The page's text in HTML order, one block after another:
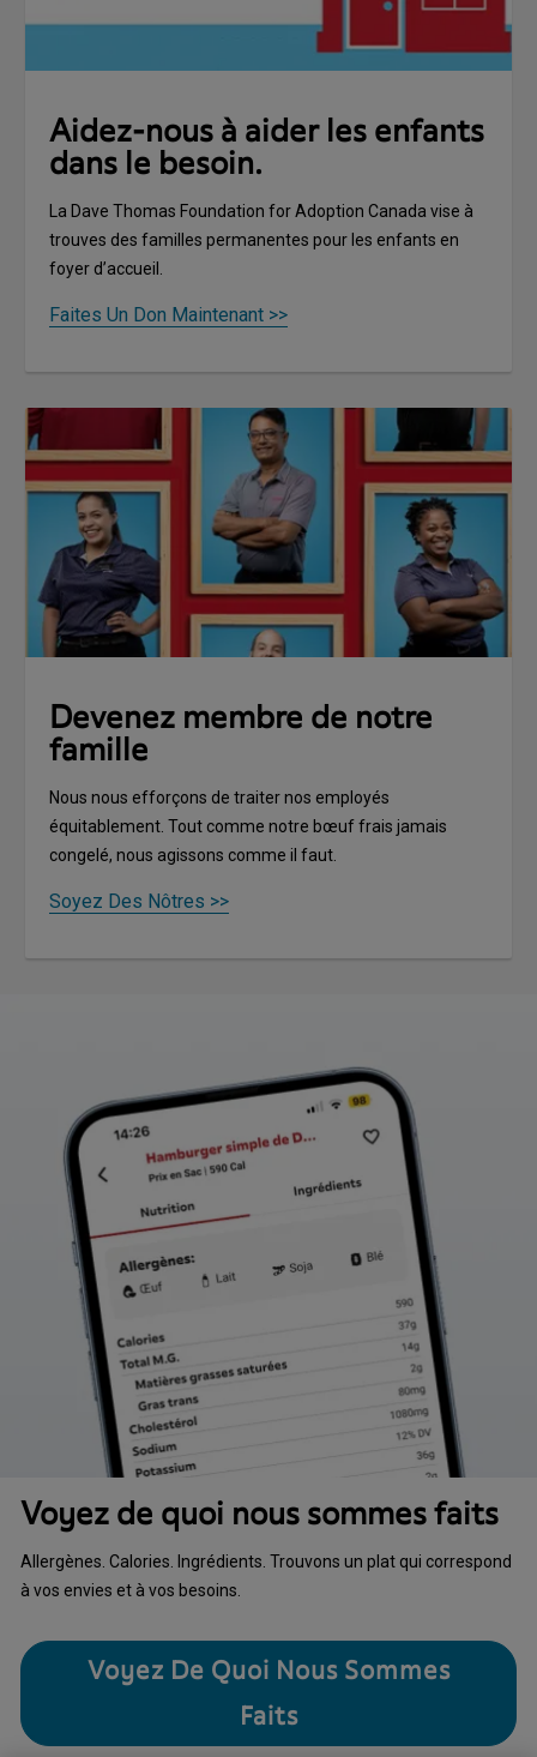
Aidez-nous à aider les enfants
dans le besoin.
La Dave Thomas Foundation for Adoption Canada vise à
trouves des familles permanentes pour les enfants en
foyer d’accueil.
Faites Un Don Maintenant >>
Devenez membre de notre
famille
Nous nous efforçons de traiter nos employés
équitablement. Tout comme notre bœuf frais jamais
congelé, nous agissons comme il faut.
Soyez Des Nôtres >>
Voyez de quoi nous sommes faits
Allergènes. Calories. Ingrédients. Trouvons un plat qui correspond
à vos envies et à vos besoins.
Voyez De Quoi Nous Sommes
Faits